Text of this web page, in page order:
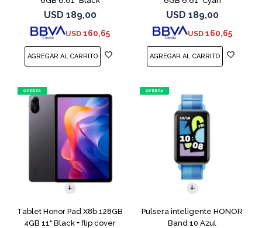
USD 189,00
USD 160,65
USD 189,00
USD 160,65
Tablet Honor Pad X8b 128GB
4GB 11" Black + flip cover
Pulsera inteligente HONOR
Band 10 Azul